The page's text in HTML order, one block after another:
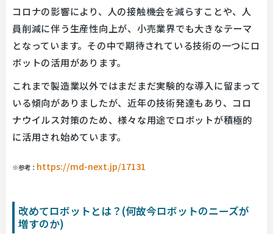
コロナの影響により、人の接触機会を減らすことや、人
員削減に伴う生産性向上が、小売業界でも大きなテーマ
となっています。その中で期待されている技術の一つにロ
ボットの活用があります。
これまで製造業以外ではまだまだ実験的な導入に留まって
いる傾向がありましたが、近年の技術発達もあり、コロ
ナウイルス対策のため、様々な用途でロボットが積極的
に活用され始めています。
※参考： https://md-next.jp/17131
改めてロボットとは？(何故今ロボットのニーズが
増すのか)